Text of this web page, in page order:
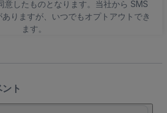
意したものとなります。当社から SMS
りますが、いつでもオプトアウトでき
ます。
ト